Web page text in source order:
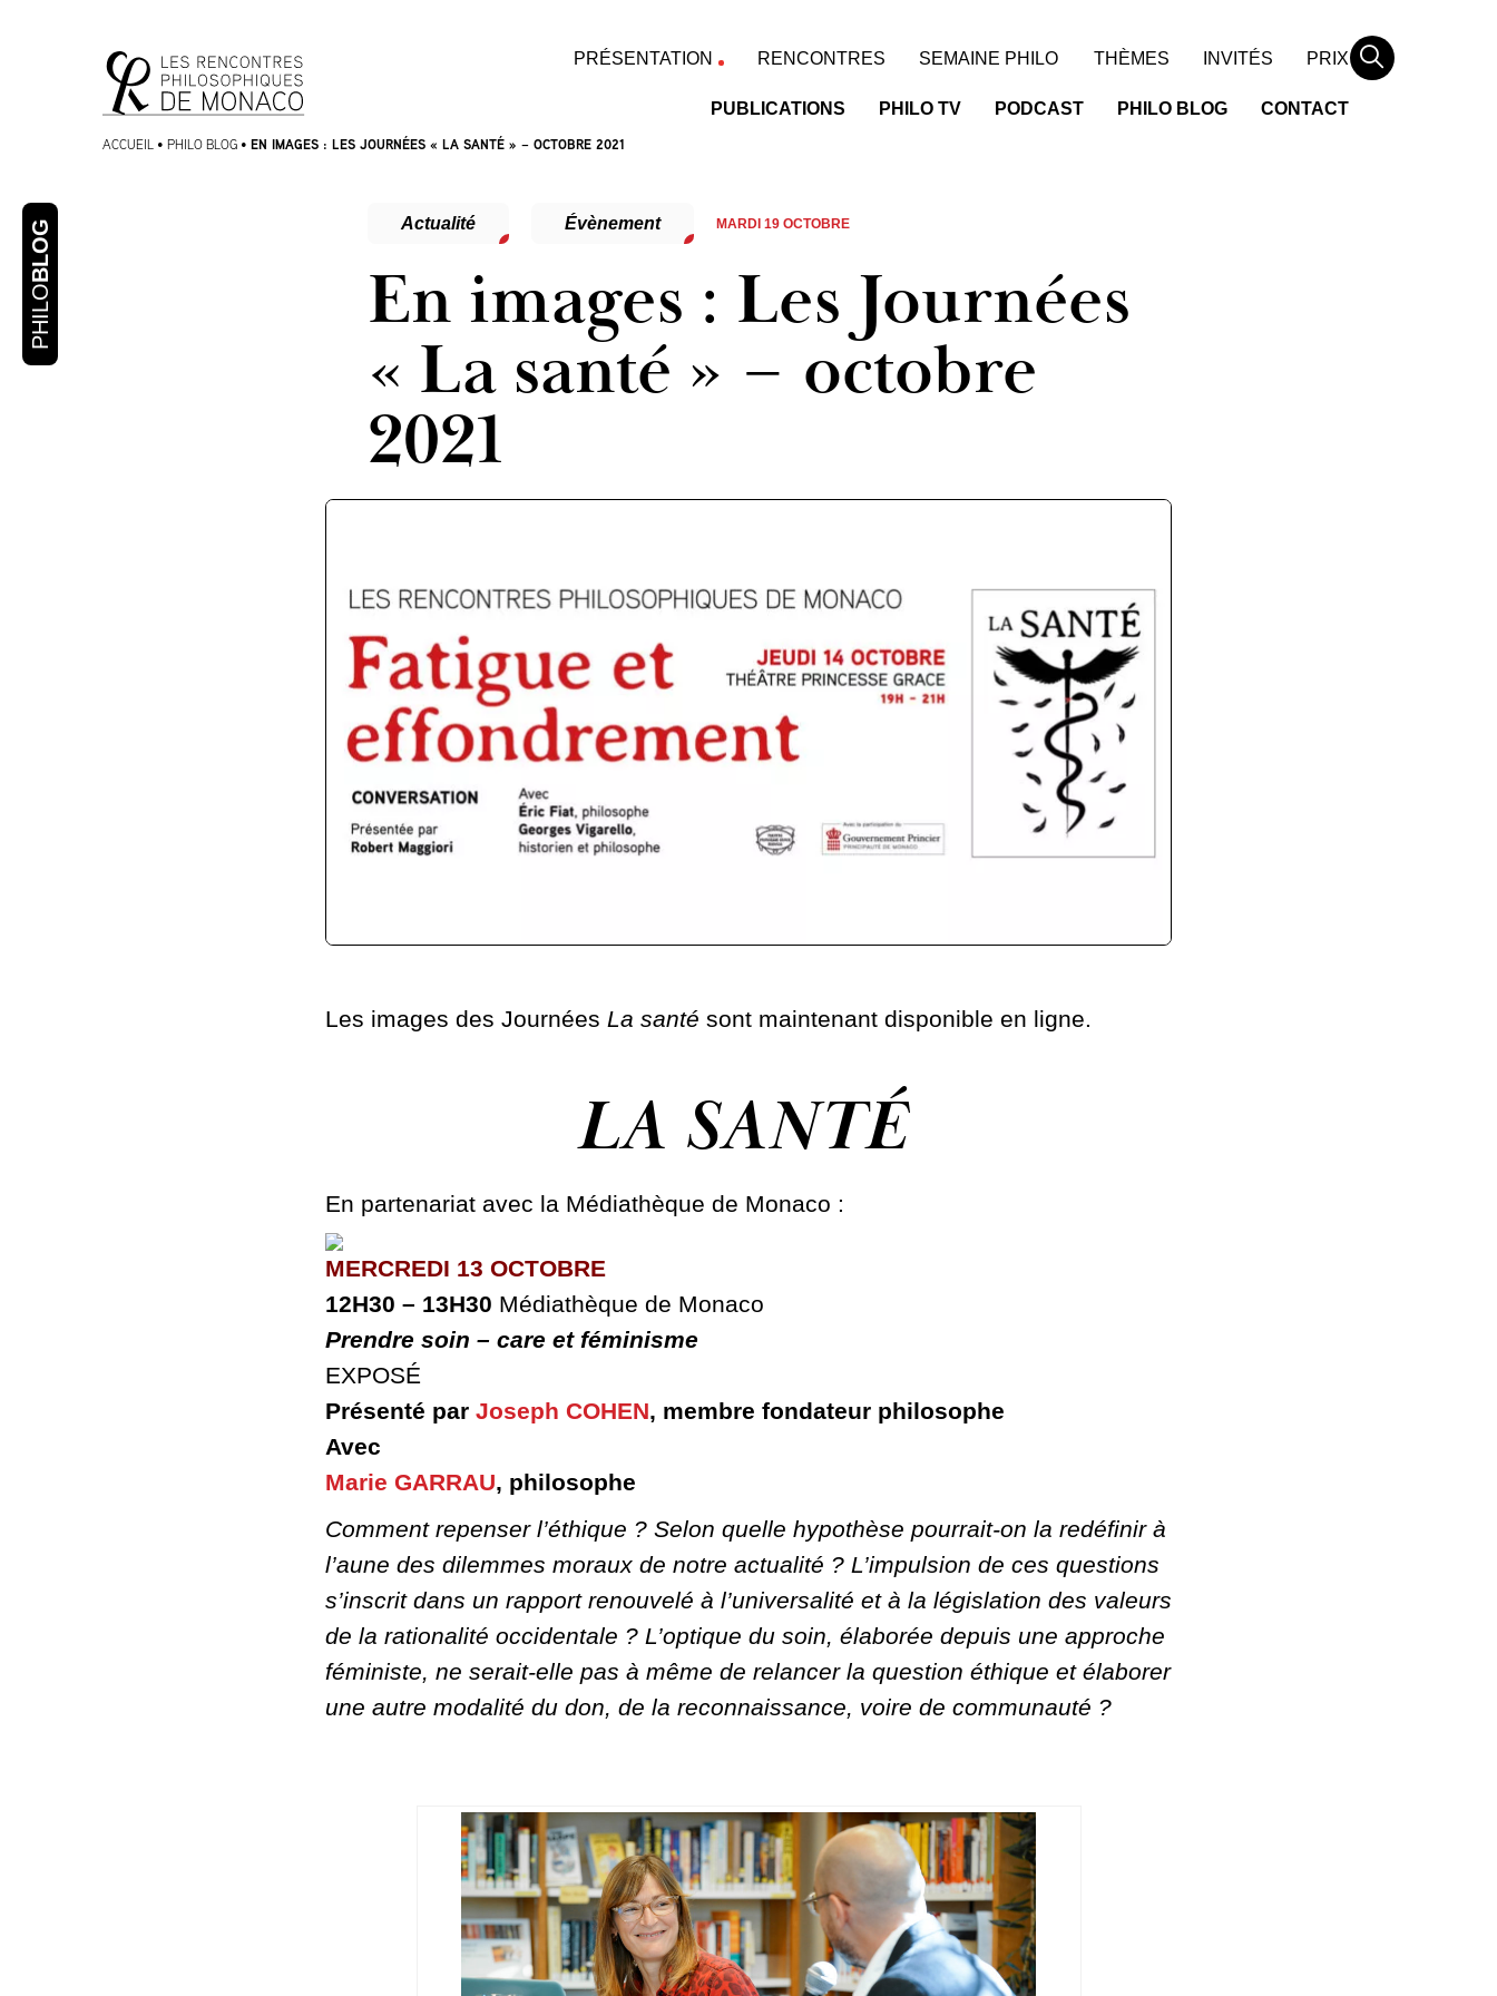
contenu
PRÉSENTATION RENCONTRES SEMAINE PHILO THÈMES INVITÉS PRIX
PUBLICATIONS PHILO TV PODCAST PHILO BLOG CONTACT
Rechercher
ACCUEIL • PHILO BLOG • EN IMAGES : LES JOURNÉES « LA SANTÉ » – OCTOBRE 2021
En images : Les Journées
« La santé » – octobre
2021
Actualité Évènement MARDI 19 OCTOBRE
PHILO
BLOG
Les images des Journées La santé sont maintenant disponible en ligne.
LA SANTÉ
En partenariat avec la Médiathèque de Monaco :
MERCREDI 13 OCTOBRE
12H30 – 13H30 Médiathèque de Monaco
Prendre soin – care et féminisme
EXPOSÉ
Présenté par Joseph COHEN, membre fondateur philosophe
Avec
Marie GARRAU, philosophe
Comment repenser l’éthique ? Selon quelle hypothèse pourrait-on la redéfinir à
l’aune des dilemmes moraux de notre actualité ? L’impulsion de ces questions
s’inscrit dans un rapport renouvelé à l’universalité et à la législation des valeurs
de la rationalité occidentale ? L’optique du soin, élaborée depuis une approche
féministe, ne serait-elle pas à même de relancer la question éthique et élaborer
une autre modalité du don, de la reconnaissance, voire de communauté ?